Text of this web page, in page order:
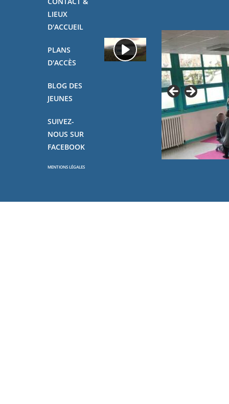
LIEUX
D'ACCUEIL
PLANS
D'ACCÈS
BLOG DES
JEUNES
SUIVEZ-
NOUS SUR
FACEBOOK
MENTIONS LÉGALES